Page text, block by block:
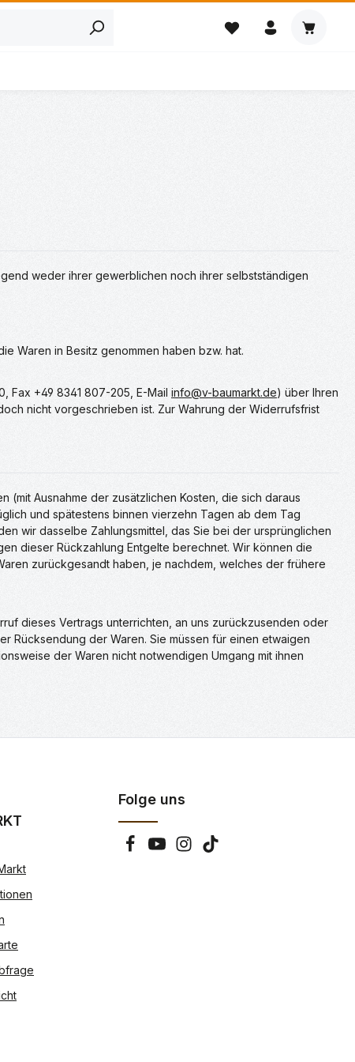
weder ihrer gewerblichen noch ihrer selbstständigen
Waren in Besitz genommen haben bzw. hat.
Fax +49 8341 807-205, E-Mail info@v-baumarkt.de) über Ihren
nicht vorgeschrieben ist. Zur Wahrung der Widerrufsfrist
Ausnahme der zusätzlichen Kosten, die sich daraus
und spätestens binnen vierzehn Tagen ab dem Tag
wir dasselbe Zahlungsmittel, das Sie bei der ursprünglichen
dieser Rückzahlung Entgelte berechnet. Wir können die
zurückgesandt haben, je nachdem, welches der frühere
dieses Vertrags unterrichten, an uns zurückzusenden oder
Rücksendung der Waren. Sie müssen für einen etwaigen
der Waren nicht notwendigen Umgang mit ihnen
Folge uns